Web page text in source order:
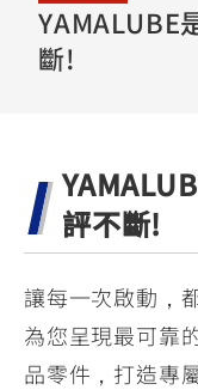
YZF-R15
AUGUR
YAMALUBE
斷!
評不斷!
讓每一次啟動，
為您呈現最可靠
品零件，打造專